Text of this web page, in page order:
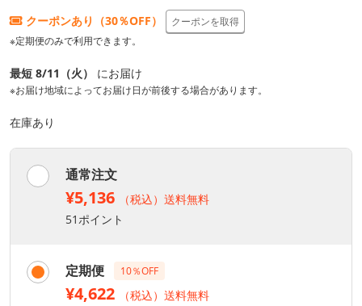
クーポンあり（30％OFF）
クーポンを取得
※定期便のみで利用できます。
最短 8/11（火） にお届け
※お届け地域によってお届け日が前後する場合があります。
在庫あり
通常注文
¥5,136
（税込）送料無料
51ポイント
定期便 10％OFF
¥4,622
（税込）送料無料